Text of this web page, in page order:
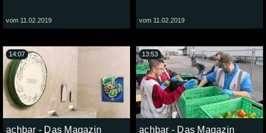
vom 11.02.2019 vom 11.02.2019
achbar - Das Magazin
14:07
achbar - Das Magazin
13:53